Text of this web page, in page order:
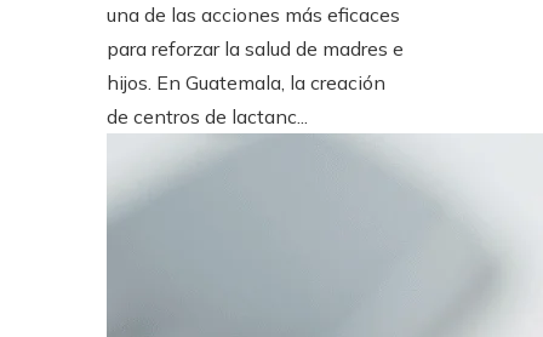
una de las acciones más eficaces
para reforzar la salud de madres e
hijos. En Guatemala, la creación
de centros de lactanc...